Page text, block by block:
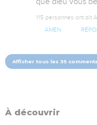
115 personnes ont dit
AMEN
Afficher tous les 35
À découvrir